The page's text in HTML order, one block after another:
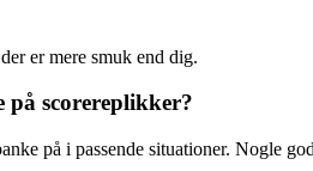
er mere smuk end dig.
scorereplikker?
på i passende situationer. Nogle